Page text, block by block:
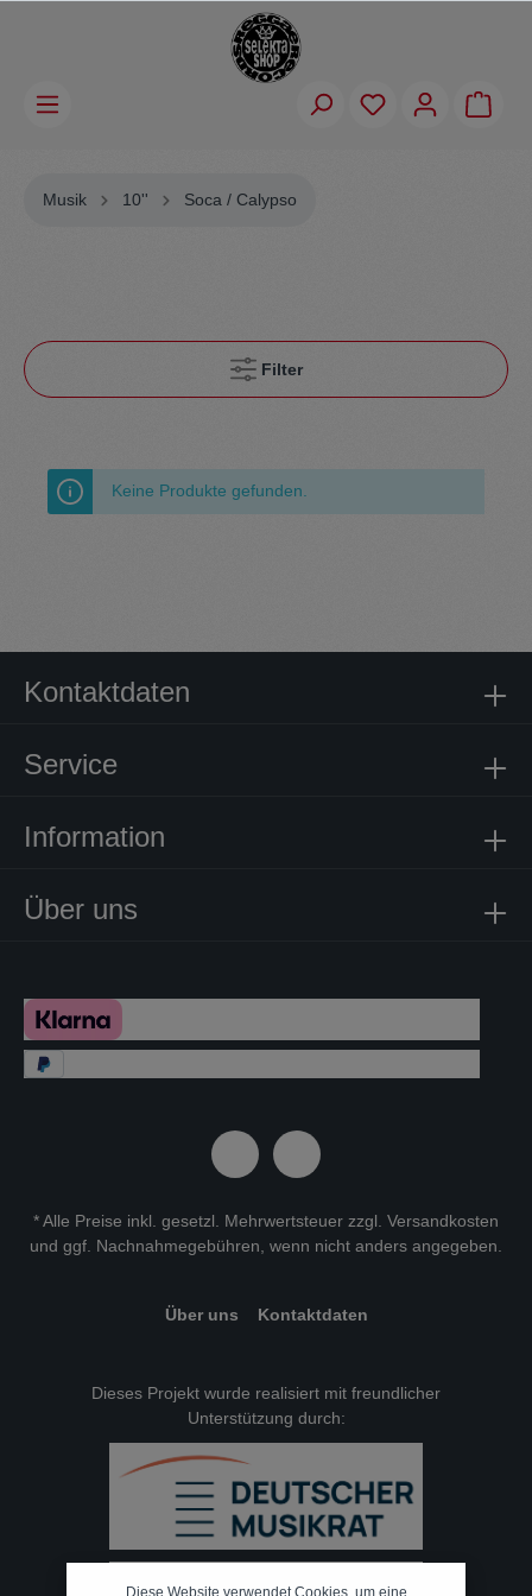
Musik 10'' Soca / Calypso
Filter
Keine Produkte gefunden.
Über uns
Kontaktdaten
Service
Information
* Alle Preise inkl. gesetzl. Mehrwertsteuer zzgl. Versandkosten
und ggf. Nachnahmegebühren, wenn nicht anders angegeben.
Über uns Kontaktdaten
Dieses Projekt wurde realisiert mit freundlicher
Unterstützung durch:
Diese Website verwendet Cookies, um eine